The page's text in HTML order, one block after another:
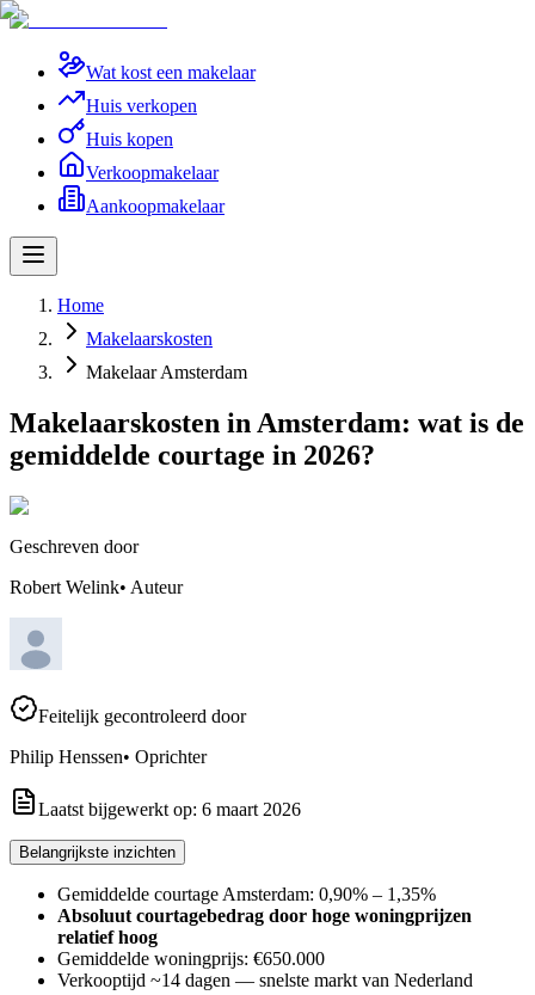
Wat kost een makelaar
Huis verkopen
Huis kopen
Verkoopmakelaar
Aankoopmakelaar
Home
Makelaarskosten
Makelaar Amsterdam
Makelaarskosten in Amsterdam: wat is de
gemiddelde courtage in 2026?
Geschreven door
Robert Welink• Auteur
Feitelijk gecontroleerd door
Philip Henssen• Oprichter
Laatst bijgewerkt op: 6 maart 2026
Belangrijkste inzichten
Gemiddelde courtage Amsterdam: 0,90% – 1,35%
Absoluut courtagebedrag door hoge woningprijzen
relatief hoog
Gemiddelde woningprijs: €650.000
Verkooptijd ~14 dagen — snelste markt van Nederland